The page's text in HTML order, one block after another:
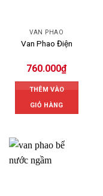
VAN PHAO
Van Phao Điện
760.000₫
THÊM VÀO
GIỎ HÀNG